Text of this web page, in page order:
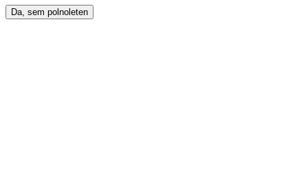
Da, sem polnoleten